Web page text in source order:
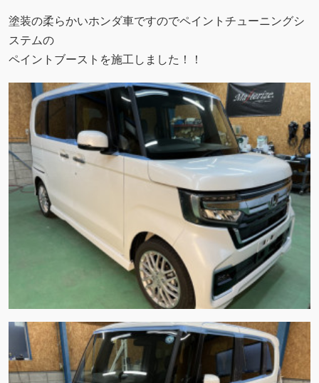
塗装の柔らかいホンダ車ですのでペイントチューニングシ
ステムの
ペイントブーストを施工しました！！